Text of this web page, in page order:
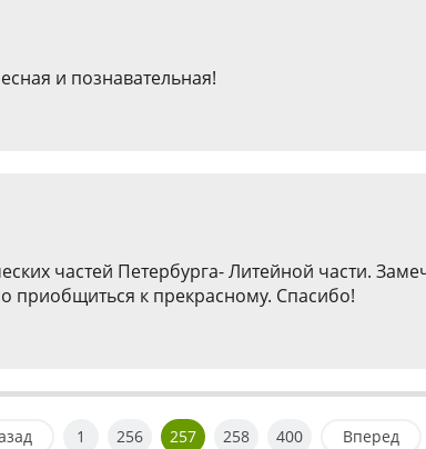
и познавательная!
частей Петербурга- Литейной части.
приобщиться к прекрасному. Спасибо!
1 256 257 258 400 Вперед